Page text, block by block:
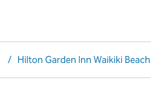
/ Hilton Garden Inn Waikiki Beach